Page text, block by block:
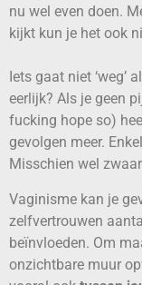
nu wel even doen.
kijkt kun je het ook
Iets gaat niet ‘weg’
eerlijk? Als je geen
fucking hope so)
gevolgen meer.
Misschien wel
Vaginisme kan je
zelfvertrouwen
beïnvloeden. Om
onzichtbare muur